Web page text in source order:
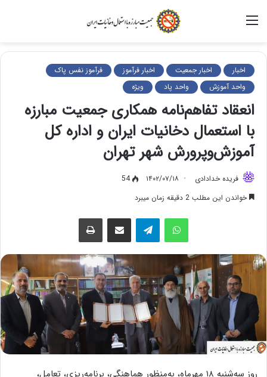
اخبار اخبار جمعیت اخبار فرآموز
فرآموز نفس پاک
واحد آموزش
واحد پاد ویژه
انعقاد تفاهم‌نامه همکاری جمعیت مبارزه
با استعمال دخانیات ایران و اداره کل
آموزش‌وپرورش شهر تهران
فریده خدادادی ۱۴۰۲/۰۷/۱۸
54
خواندن این مطلب 2 دقیقه زمان میبرد
واتس آپ اشتراک گذاری از طریق ایمیل